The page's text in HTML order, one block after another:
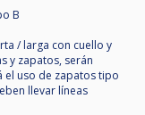
B
/ larga con cuello y
y zapatos, serán
el uso de zapatos tipo
llevar líneas